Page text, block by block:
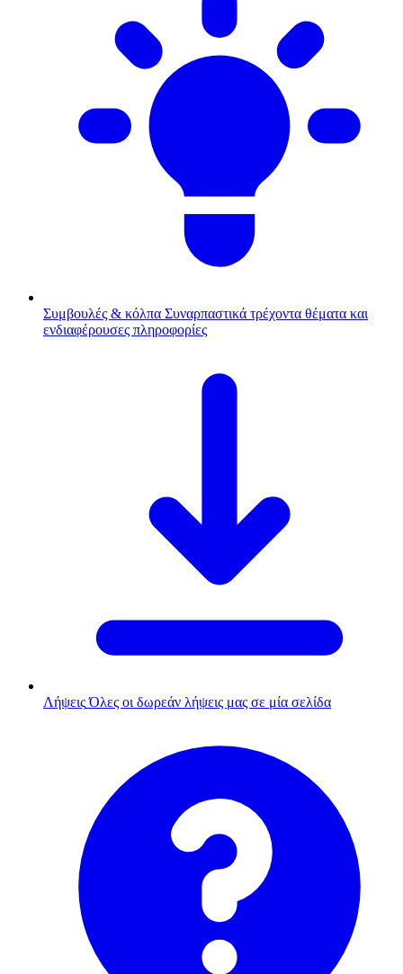
Συμβουλές & κόλπα Συναρπαστικά τρέχοντα θέματα και
ενδιαφέρουσες πληροφορίες
Λήψεις Όλες οι δωρεάν λήψεις μας σε μία σελίδα